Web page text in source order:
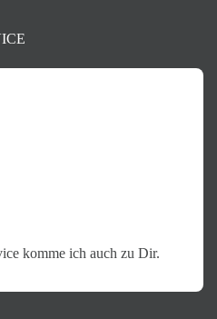
komme ich auch zu Dir.